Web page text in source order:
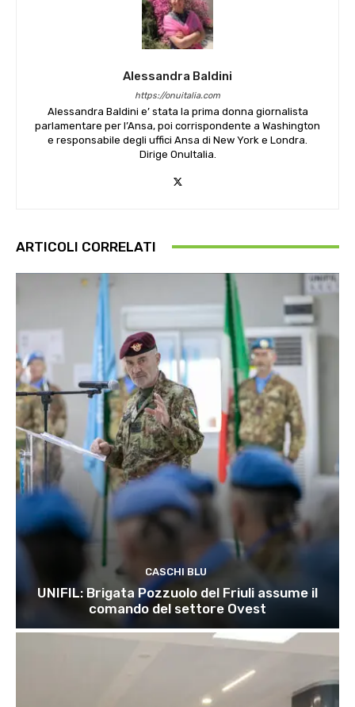
Alessandra Baldini
https://onuitalia.com
Alessandra Baldini e’ stata la prima donna giornalista
parlamentare per l’Ansa, poi corrispondente a Washington
e responsabile degli uffici Ansa di New York e Londra.
Dirige OnuItalia.
ARTICOLI CORRELATI
CASCHI BLU
UNIFIL: Brigata Pozzuolo del Friuli assume il
comando del settore Ovest